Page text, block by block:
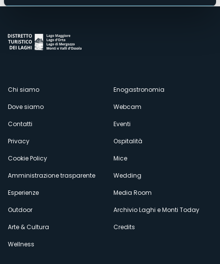
Menù
secondario
Chi siamo
Dove siamo
Contatti
Privacy
Cookie Policy
Amministrazione trasparente
Esperienze
Outdoor
Arte & Cultura
Wellness
Enogastronomia
Webcam
Eventi
Ospitalità
Mice
Wedding
Media Room
Archivio Laghi e Monti Today
Credits